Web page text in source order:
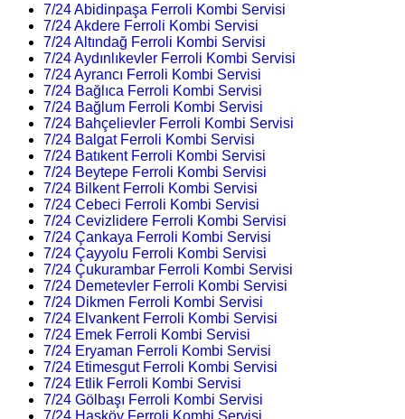
7/24 Abidinpaşa Ferroli Kombi Servisi
7/24 Akdere Ferroli Kombi Servisi
7/24 Altındağ Ferroli Kombi Servisi
7/24 Aydınlıkevler Ferroli Kombi Servisi
7/24 Ayrancı Ferroli Kombi Servisi
7/24 Bağlıca Ferroli Kombi Servisi
7/24 Bağlum Ferroli Kombi Servisi
7/24 Bahçelievler Ferroli Kombi Servisi
7/24 Balgat Ferroli Kombi Servisi
7/24 Batıkent Ferroli Kombi Servisi
7/24 Beytepe Ferroli Kombi Servisi
7/24 Bilkent Ferroli Kombi Servisi
7/24 Cebeci Ferroli Kombi Servisi
7/24 Cevizlidere Ferroli Kombi Servisi
7/24 Çankaya Ferroli Kombi Servisi
7/24 Çayyolu Ferroli Kombi Servisi
7/24 Çukurambar Ferroli Kombi Servisi
7/24 Demetevler Ferroli Kombi Servisi
7/24 Dikmen Ferroli Kombi Servisi
7/24 Elvankent Ferroli Kombi Servisi
7/24 Emek Ferroli Kombi Servisi
7/24 Eryaman Ferroli Kombi Servisi
7/24 Etimesgut Ferroli Kombi Servisi
7/24 Etlik Ferroli Kombi Servisi
7/24 Gölbaşı Ferroli Kombi Servisi
7/24 Hasköy Ferroli Kombi Servisi